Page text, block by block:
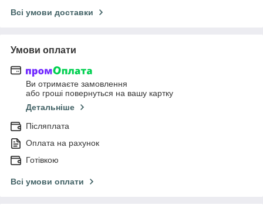
Всі умови доставки
Умови оплати
Ви отримаєте замовлення
або гроші повернуться на вашу картку
Детальніше
Післяплата
Оплата на рахунок
Готівкою
Всі умови оплати